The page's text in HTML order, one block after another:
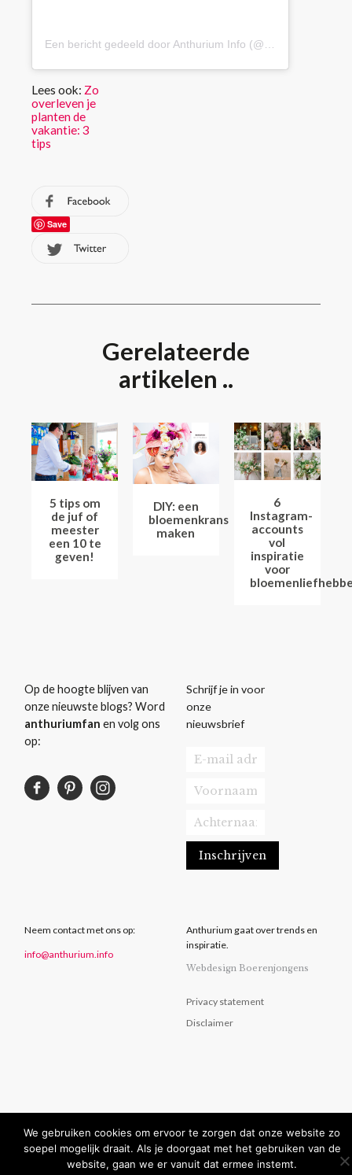
Lees ook: Zo
overleven je
planten de
vakantie: 3
tips
Save
Gerelateerde
artikelen ..
5 tips om
de juf of
meester
een 10 te
geven!
DIY: een
bloemenkrans
maken
6
Instagram-
accounts
vol
inspiratie
voor
Op de hoogte blijven van
onze nieuwste blogs? Word
anthuriumfan en volg ons
op:
Schrijf je in voor
onze
nieuwsbrief
Neem contact met ons op:
info@anthurium.info
Anthurium gaat over trends en
inspiratie.
Webdesign Boerenjongens
Privacy statement
Disclaimer
We gebruiken cookies om ervoor te zorgen dat onze website zo
soepel mogelijk draait. Als je doorgaat met het gebruiken van de
website, gaan we er vanuit dat ermee instemt.